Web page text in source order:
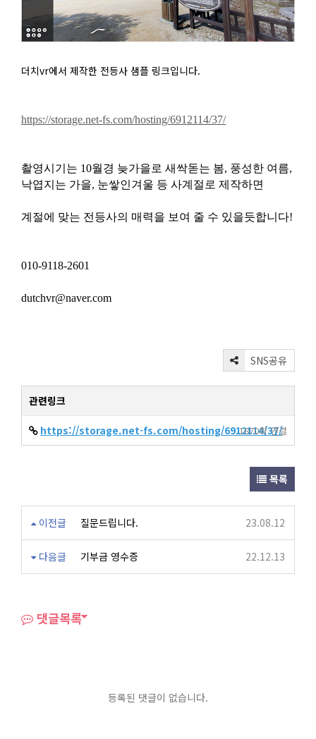
더치vr에서 제작한 전등사 샘플 링크입니다.
https://storage.net-fs.com/hosting/6912114/37/
촬영시기는 10월경 늦가을로 새싹돋는 봄, 풍성한 여름,
낙엽지는 가을, 눈쌓인겨울 등 사계절로 제작하면
계절에 맞는 전등사의 매력을 보여 줄 수 있을듯합니다!
010-9118-2601
dutchvr@naver.com
SNS공유
관련링크
https://storage.net-fs.com/hosting/6912114/37/
1870회 연결
목록
이전글 질문드립니다. 23.08.12
다음글 기부금 영수증 22.12.13
댓글목록
등록된 댓글이 없습니다.